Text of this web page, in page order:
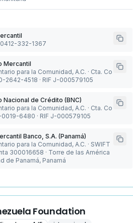
332-1367
Mercantil
para la Comunidad, A.C. · Cta. Co
2642-4518 · RIF J-000579105
de Crédito (BNC)
para la Comunidad, A.C. · Cta. Co
6480 · RIF J-000579105
Banco, S.A. (Panamá)
para la Comunidad, A.C. · SWIFT
300016658 · Torre de las América
de Panamá, Panamá
Foundation